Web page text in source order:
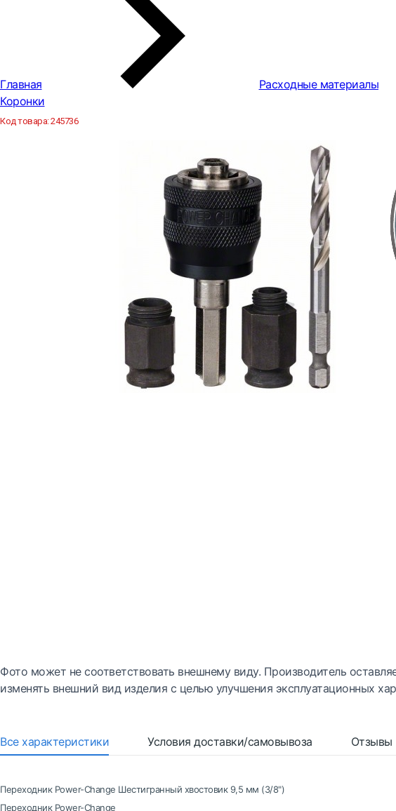
Главная Расходные материалы
Коронки
Код товара:245736
Фото может не соответствовать внешнему виду. Производитель
изменять внешний вид изделия с целью улучшения эксплуатационных
Все характеристики Условия доставки/самовывоза Отзывы
Переходник Power-Change Шестигранный хвостовик 9,5 мм (3/8")
Переходник Power-Change